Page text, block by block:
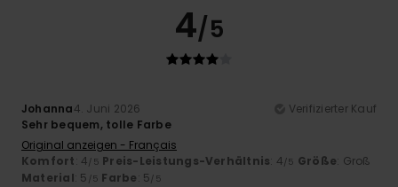
4/5
Johanna4. Juni 2026
Verifizierter Kauf
Sehr bequem, tolle Farbe
Original anzeigen - Français
Komfort: 4/5 Preis-Leistungs-Verhältnis: 4/5 Größe: Groß
Material: 5 /5 Farbe: 5/5